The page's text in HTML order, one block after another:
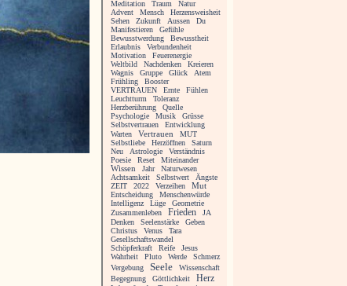
Meditation
Traum
Natur
Advent
Mensch
Herzensweisheit
Sehen
Zukunft Aussen
Du
Manifestieren
Gefühle
Bewusstwerdung
Bewusstheit
Erlaubnis
Verbundenheit
Motivation
Feuerenergie
Weltbild
Nachdenken
Kreieren
Wagnis
Gruppe Glück
Atem
Frühling
Booster
VERTRAUEN
Ernte
Fühlen
Leuchtturm
Toleranz
Herzberührung
Quelle
Psychologie
Musik
Grüsse
Selbstvertrauen
Entwicklung
Warten
Vertrauen
MUT
Selbstliebe
Herzöffnen
Saturn
Neu
Astrologie
Verständnis
Poesie
Reset
Miteinander
Wissen
Jahr
Naturwesen
Achtsamkeit
Selbstwert
Ängste
ZEIT
2022 Verzeihen
Mut
Entscheidung
Menschenwürde
Intelligenz
Lüge
Geometrie
Zusammenleben
Frieden
JA
Denken
Seelenstärke
Geben
Christus
Venus
Tara
Gesellschaftswandel
Schöpferkraft
Reife
Jesus
Wahrheit
Pluto Werde
Schmerz
Vergebung
Seele
Wissenschaft
Begegnung
Göttlichkeit Herz